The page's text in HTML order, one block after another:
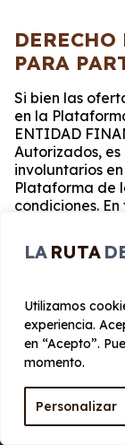
LA RUTA
Utilizamos
experiencia.
en “Acepto”.
momento.
Personalizar
PARA
Si bien las
en la
ENTIDAD
Autorizados,
involuntarios
Plataforma de
condiciones.
acordadas en
aquellas que
con error. En
los esfuerzos
para
correctas y
Servicios a
Usuario, en